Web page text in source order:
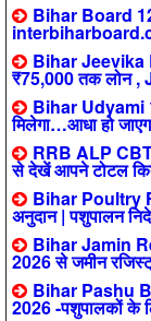
Bihar Board
Bihar Jeevika
₹75,000 तक लोन
Bihar Udyami
मिलेगा…आधा हो
RRB ALP
से देखें आपने टोटल
Bihar Poultry
अनुदान | पशुपालन
Bihar Jamin
2026 से जमीन
Bihar Pashu
2026 -पशुपालकों के